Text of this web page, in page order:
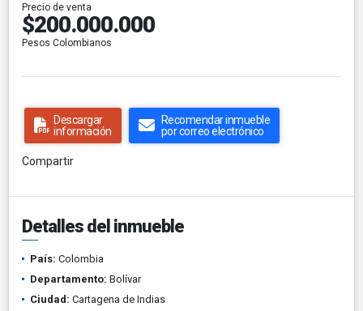
Precio de venta
$200.000.000
Pesos Colombianos
Descargar
información
Recomendar inmueble
por correo electrónico
Compartir
Detalles del inmueble
País: Colombia
Departamento: Bolívar
Ciudad: Cartagena de Indias